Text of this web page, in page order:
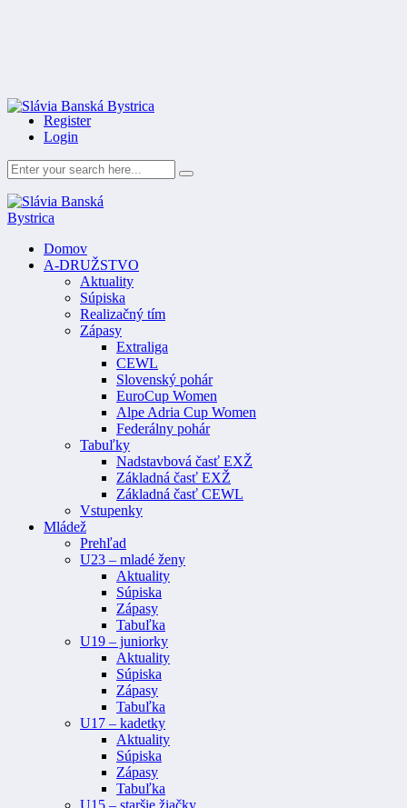
Register
Login
Domov
A-DRUŽSTVO
Aktuality
Súpiska
Realizačný tím
Zápasy
Extraliga
CEWL
Slovenský pohár
EuroCup Women
Alpe Adria Cup Women
Federálny pohár
Tabuľky
Nadstavbová časť EXŽ
Základná časť EXŽ
Základná časť CEWL
Vstupenky
Mládež
Prehľad
U23 – mladé ženy
Aktuality
Súpiska
Zápasy
Tabuľka
U19 – juniorky
Aktuality
Súpiska
Zápasy
Tabuľka
U17 – kadetky
Aktuality
Súpiska
Zápasy
Tabuľka
U15 – staršie žiačky